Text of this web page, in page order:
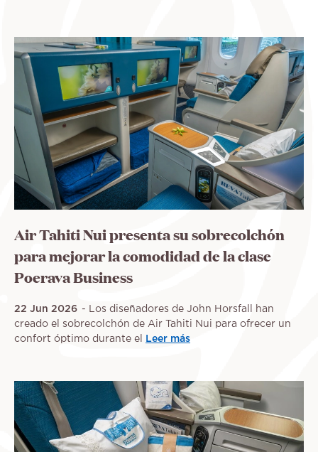
Air Tahiti Nui presenta su sobrecolchón
para mejorar la comodidad de la clase
Poerava Business
22 Jun 2026
Los diseñadores de John Horsfall han
creado el sobrecolchón de Air Tahiti Nui para ofrecer un
confort óptimo durante el
Leer más